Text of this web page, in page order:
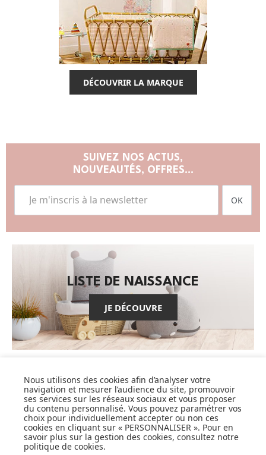
DÉCOUVRIR LA MARQUE
SUIVEZ NOS ACTUS,
NOUVEAUTÉS, OFFRES...
OK
LISTE DE NAISSANCE
JE DÉCOUVRE
CARTES CADEAUX
JE DÉCOUVRE
Nous utilisons des cookies afin d’analyser votre
navigation et mesurer l’audience du site, promouvoir
ses services sur les réseaux sociaux et vous proposer
du contenu personnalisé. Vous pouvez paramétrer vos
choix pour individuellement accepter ou non ces
cookies en cliquant sur « PERSONNALISER ». Pour en
savoir plus sur la gestion des cookies, consultez notre
politique de cookies.